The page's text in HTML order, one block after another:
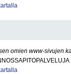
omien www-sivujen